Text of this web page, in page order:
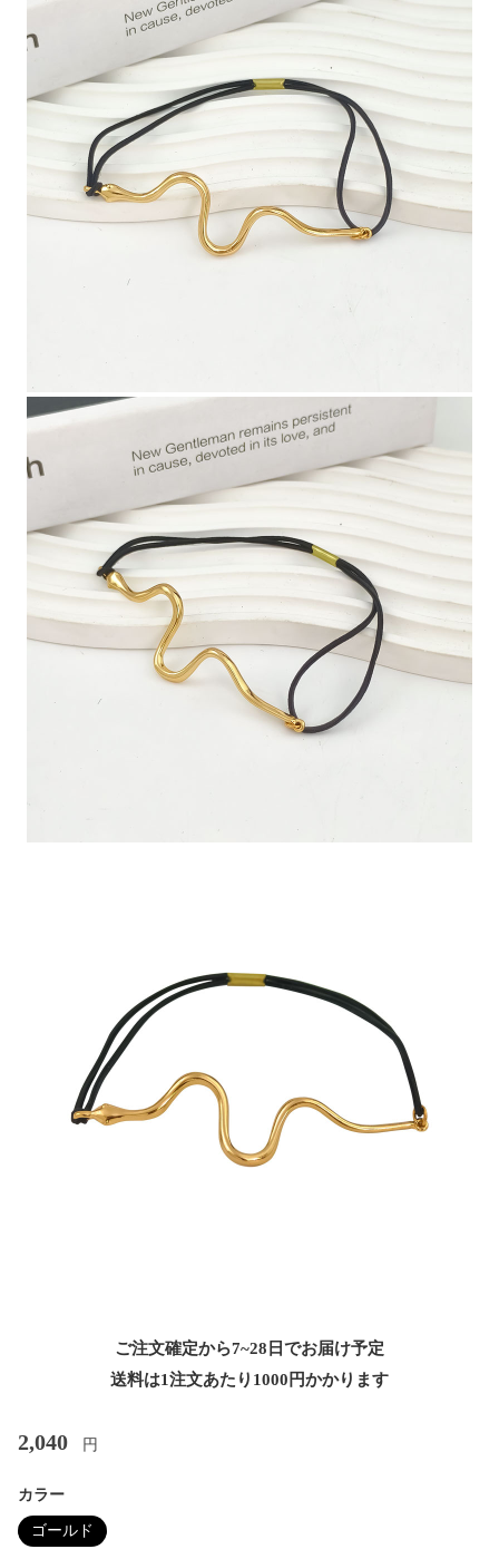
ご注文確定から7~28日でお届け予定
送料は1注文あたり 1000 円かかります
2,040 円
カラー
ゴールド